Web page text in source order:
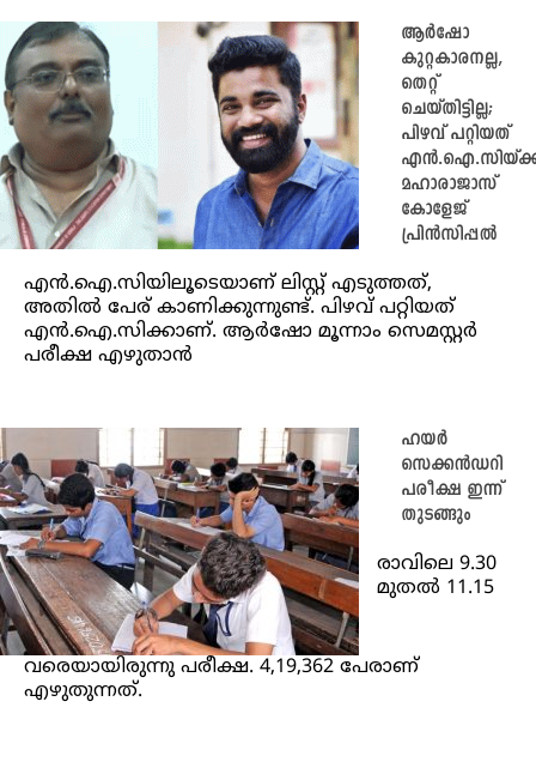
ആർഷോ
കുറ്റകാരനല്ല,
തെറ്റ്
ചെയ്തിട്ടില്ല;
പിഴവ് പറ്റിയത്
മഹാരാജാസ്
കോളേജ്
പ്രിൻസിപ്പൽ
എൻ.ഐ.സിയിലൂടെയാണ് ലിസ്റ്റ് എടുത്തത്,
അതിൽ പേര് കാണിക്കുന്നുണ്ട്. പിഴവ് പറ്റിയത്
എൻ.ഐ.സിക്കാണ്. ആർഷോ മൂന്നാം സെമസ്റ്റർ
പരീക്ഷ എഴുതാൻ
ഹയർ
സെക്കൻഡറി
പരീക്ഷ ഇന്ന്‌
തുടങ്ങും
രാവിലെ 9.30
മുതൽ 11.15
വരെയായിരുന്നു പരീക്ഷ. 4,19,362 പേരാണ്‌
എഴുതുന്നത്‌.